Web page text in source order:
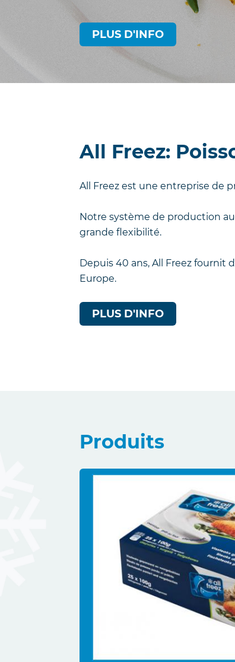
PLUS D'INFO
All Freez:
All Freez est une entreprise de
Notre système de production
grande flexibilité.
Depuis 40 ans, All Freez fournit
Europe.
PLUS D'INFO
Produits